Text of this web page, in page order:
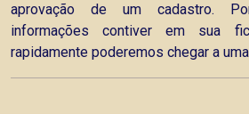
aprovação de um cadastro.
informações contiver em sua
rapidamente poderemos chegar a